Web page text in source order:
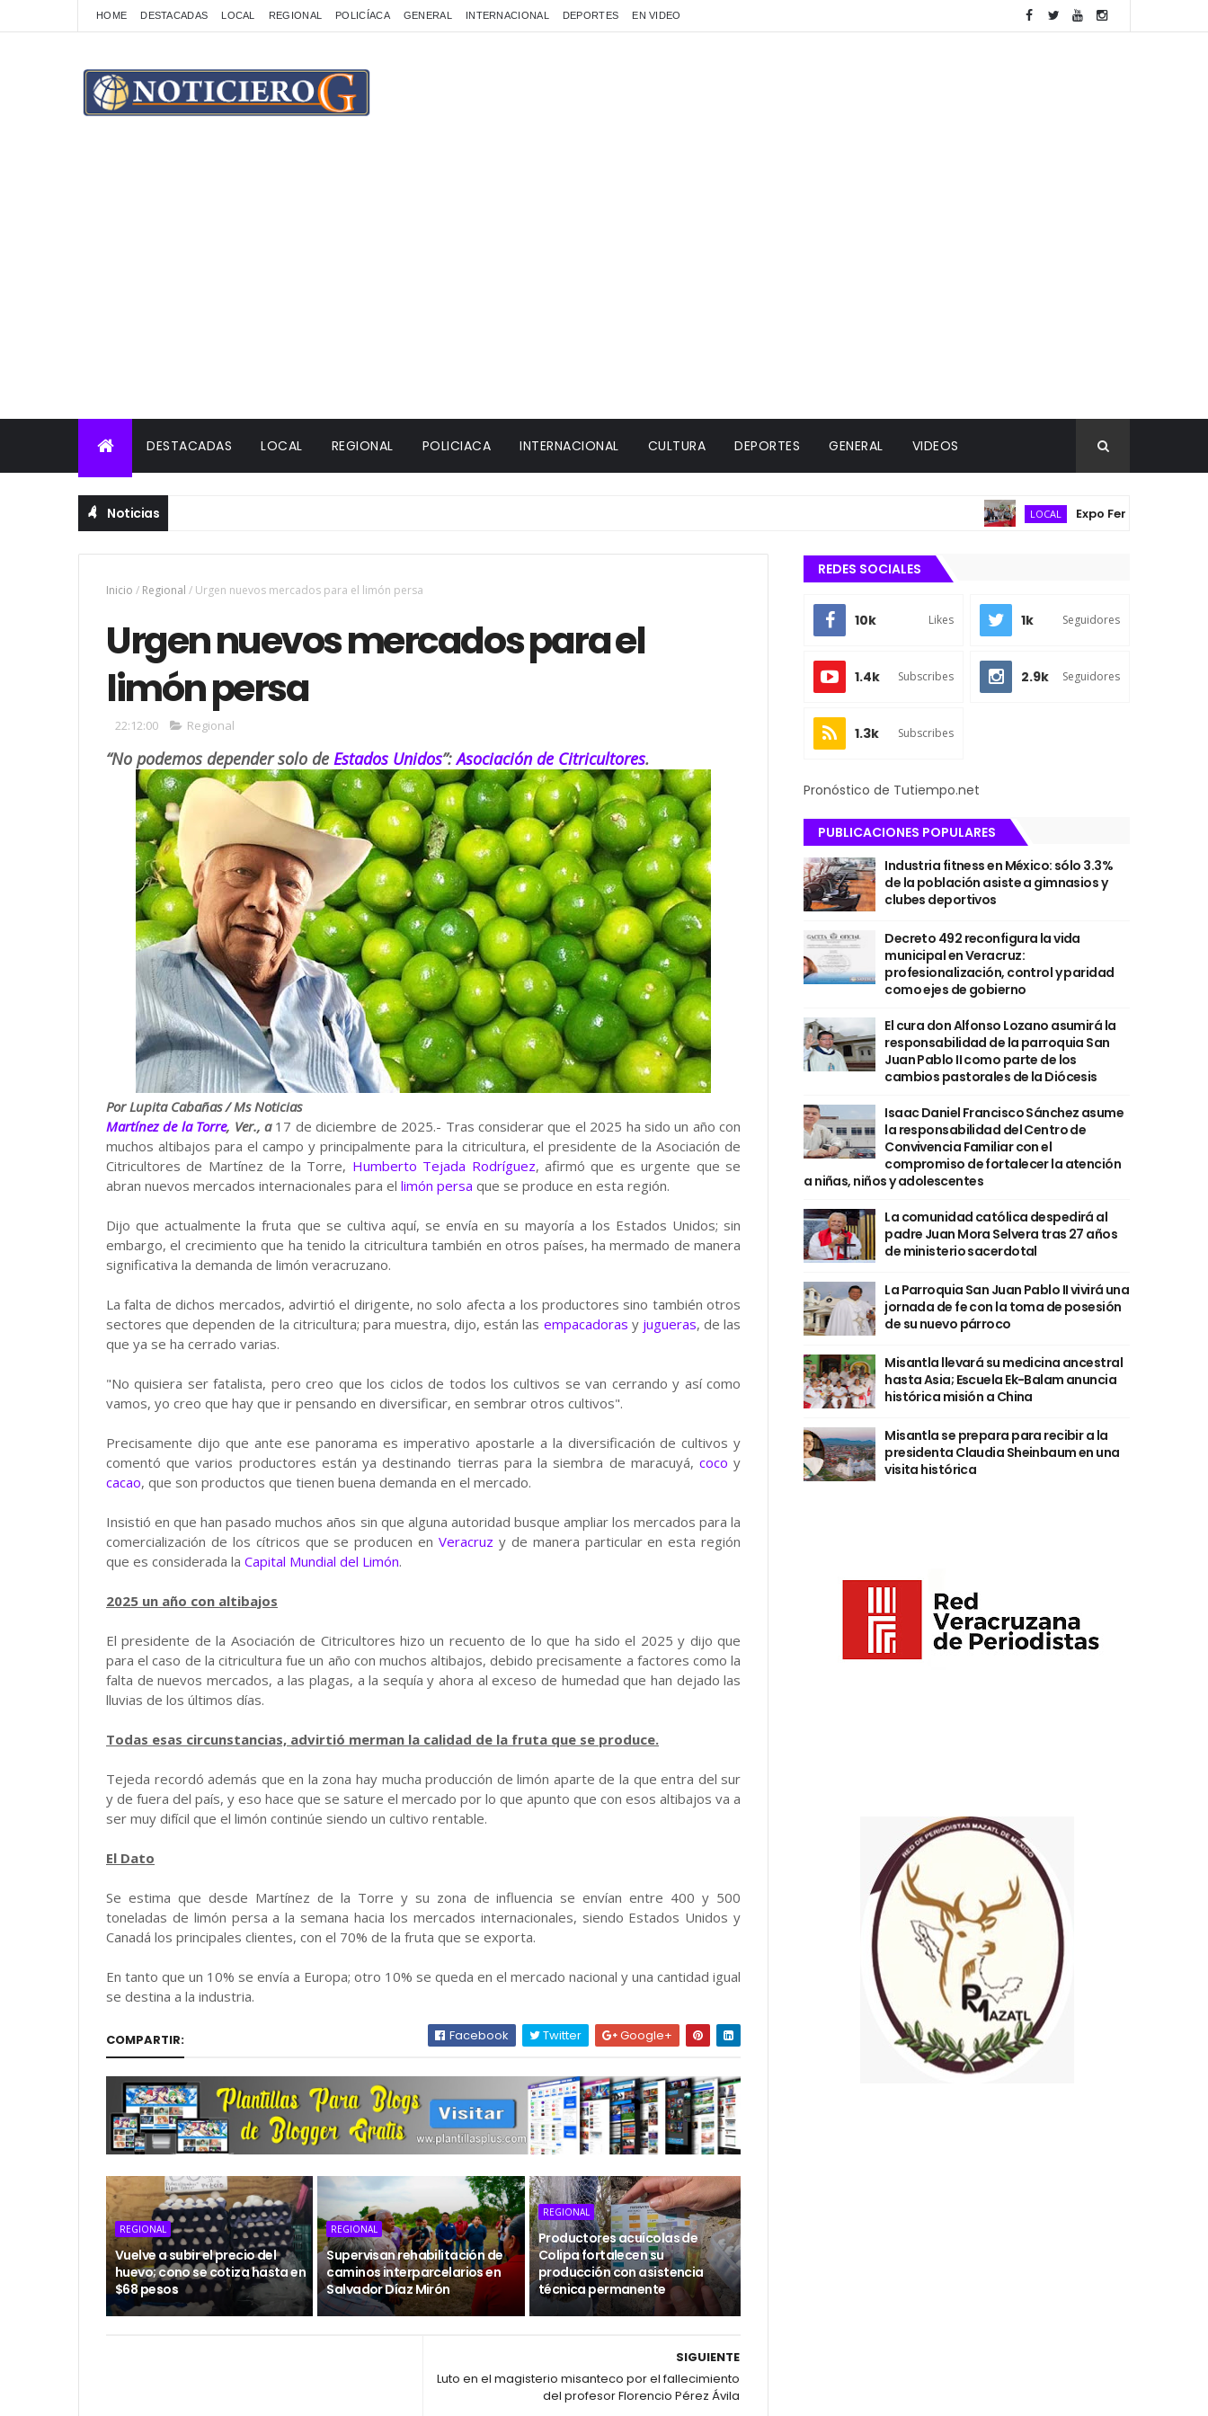
HOME DESTACADAS LOCAL REGIONAL POLICÍACA GENERAL INTERNACIONAL DEPORTES EN VIDEO
DESTACADAS LOCAL REGIONAL POLICIACA INTERNACIONAL CULTURA DEPORTES GENERAL VIDEOS
Noticias LOCAL Expo Feria Agropecuaria
Inicio / Regional / Urgen nuevos mercados para el limón persa
Urgen nuevos mercados para el
limón persa
22:12:00 Regional
“No podemos depender solo de Estados Unidos”:Asociación de Citricultores.
Por Lupita Cabañas / Ms Noticias
Martínez de la Torre, Ver., a17 de diciembre de 2025.- Tras considerar que el 2025 ha sido un año con
muchos altibajos para el campo y principalmente para la citricultura, el presidente de la Asociación de
Citricultores de Martínez de la Torre, Humberto Tejada Rodríguez, afirmó que es urgente que se
abran nuevos mercados internacionales para el limón persa que se produce en esta región.
Dijo que actualmente la fruta que se cultiva aquí, se envía en su mayoría a los Estados Unidos; sin
embargo, el crecimiento que ha tenido la citricultura también en otros países, ha mermado de manera
significativa la demanda de limón veracruzano.
La falta de dichos mercados, advirtió el dirigente, no solo afecta a los productores sino también otros
sectores que dependen de la citricultura; para muestra, dijo, están las empacadoras y jugueras, de las
que ya se ha cerrado varias.
"No quisiera ser fatalista, pero creo que los ciclos de todos los cultivos se van cerrando y así como
vamos, yo creo que hay que ir pensando en diversificar, en sembrar otros cultivos".
Precisamente dijo que ante ese panorama es imperativo apostarle a la diversificación de cultivos y
comentó que varios productores están ya destinando tierras para la siembra de maracuyá, coco y
cacao, que son productos que tienen buena demanda en el mercado.
Insistió en que han pasado muchos años sin que alguna autoridad busque ampliar los mercados para la
comercialización de los cítricos que se producen enVeracruz y de manera particular en esta región
que es considerada la Capital Mundial del Limón.
2025 un año con altibajos
El presidente de la Asociación de Citricultores hizo un recuento de lo que ha sido el 2025 y dijo que
para el caso de la citricultura fue un año con muchos altibajos, debido precisamente a factores como la
falta de nuevos mercados, a las plagas, a la sequía y ahora al exceso de humedad que han dejado las
lluvias de los últimos días.
Todas esas circunstancias, advirtió merman la calidad de la fruta que se produce.
Tejeda recordó además que en la zona hay mucha producción de limón aparte de la que entra del sur
y de fuera del país, y eso hace que se sature el mercado por lo que apunto que con esos altibajos va a
ser muy difícil que el limón continúe siendo un cultivo rentable.
El Dato
Se estima que desde Martínez de la Torre y su zona de influencia se envían entre 400 y 500
toneladas de limón persa a la semana hacia los mercados internacionales, siendo Estados Unidos y
Canadá los principales clientes, con el 70% de la fruta que se exporta.
En tanto que un 10% se envía a Europa; otro 10% se queda en el mercado nacional y una cantidad igual
se destina a la industria.
COMPARTIR: Facebook Twitter Google+
REGIONAL
Vuelve a subir el precio del
huevo; cono se cotiza hasta en
$68 pesos
REGIONAL
Supervisan rehabilitación de
caminos interparcelarios en
Salvador Díaz Mirón
REGIONAL
Productores acuícolas de
Colipa fortalecen su
producción con asistencia
técnica permanente
SIGUIENTE
Luto en el magisterio misanteco por el fallecimiento
del profesor Florencio Pérez Ávila
REDES SOCIALES
10k Likes 1k Seguidores
1.4k Subscribes 2.9k Seguidores
1.3k Subscribes
Pronóstico de Tutiempo.net
PUBLICACIONES POPULARES
Industria fitness en México: sólo 3.3%
de la población asiste a gimnasios y
clubes deportivos
Decreto 492 reconfigura la vida
municipal en Veracruz:
profesionalización, control y paridad
como ejes de gobierno
El cura don Alfonso Lozano asumirá la
responsabilidad de la parroquia San
Juan Pablo II como parte de los
cambios pastorales de la Diócesis
Isaac Daniel Francisco Sánchez asume
la responsabilidad del Centro de
Convivencia Familiar con el
compromiso de fortalecer la atención
a niñas, niños y adolescentes
La comunidad católica despedirá al
padre Juan Mora Selvera tras 27 años
de ministerio sacerdotal
La Parroquia San Juan Pablo II vivirá una
jornada de fe con la toma de posesión
de su nuevo párroco
Misantla llevará su medicina ancestral
hasta Asia; Escuela Ek-Balam anuncia
histórica misión a China
Misantla se prepara para recibir a la
presidenta Claudia Sheinbaum en una
visita histórica